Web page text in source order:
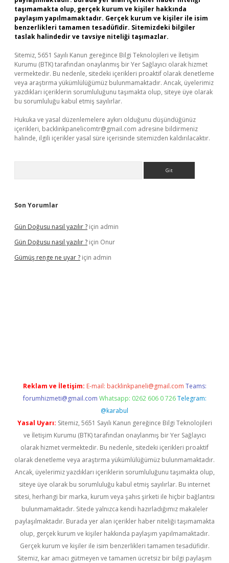
taşımamakta olup, gerçek kurum ve kişiler hakkında
paylaşım yapılmamaktadır. Gerçek kurum ve kişiler ile isim
benzerlikleri tamamen tesadüfidir. Sitemizdeki bilgiler
taslak halindedir ve tavsiye niteliği taşımazlar.
Sitemiz, 5651 Sayılı Kanun gereğince Bilgi Teknolojileri ve İletişim
Kurumu (BTK) tarafından onaylanmış bir Yer Sağlayıcı olarak hizmet
vermektedir. Bu nedenle, sitedeki içerikleri proaktif olarak denetleme
veya araştırma yükümlülüğümüz bulunmamaktadır. Ancak, üyelerimiz
yazdıkları içeriklerin sorumluluğunu taşımakta olup, siteye üye olarak
bu sorumluluğu kabul etmiş sayılırlar.
Hukuka ve yasal düzenlemelere aykırı olduğunu düşündüğünüz
içerikleri, backlinkpanelicomtr@gmail.com adresine bildirmeniz
halinde, ilgili içerikler yasal süre içerisinde sitemizden kaldırılacaktır.
Son Yorumlar
Gün Doğusu nasıl yazılır ? için admin
Gün Doğusu nasıl yazılır ? için Onur
Gümüş renge ne uyar ? için admin
Reklam ve İletişim: E-mail: backlinkpaneli@gmail.com Teams:
forumhizmeti@gmail.com Whatsapp: 0262 606 0 726 Telegram:
@karabul
Yasal Uyarı: Sitemiz, 5651 Sayılı Kanun gereğince Bilgi Teknolojileri
ve İletişim Kurumu (BTK) tarafından onaylanmış bir Yer Sağlayıcı
olarak hizmet vermektedir. Bu nedenle, sitedeki içerikleri proaktif
olarak denetleme veya araştırma yükümlülüğümüz bulunmamaktadır.
Ancak, üyelerimiz yazdıkları içeriklerin sorumluluğunu taşımakta olup,
siteye üye olarak bu sorumluluğu kabul etmiş sayılırlar. Bu internet
sitesi, herhangi bir marka, kurum veya şahıs şirketi ile hiçbir bağlantısı
bulunmamaktadır. Sitede yalnızca kendi hazırladığımız makaleler
paylaşılmaktadır. Burada yer alan içerikler haber niteliği taşımamakta
olup, gerçek kurum ve kişiler hakkında paylaşım yapılmamaktadır.
Gerçek kurum ve kişiler ile isim benzerlikleri tamamen tesadüfidir.
Sitemiz, kar amacı gütmeyen ve tamamen ücretsiz bir bilgi paylaşım